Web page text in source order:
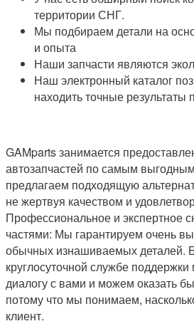
территории СНГ.
Мы подбираем детали на
и опыта
Наши запчасти являются
Наш электронный каталог
находить точные результаты
GAMparts занимается
автозапчастей по самым
предлагаем подходящую
не жертвуя качеством и
Профессиональное и экспертное
частями: Мы гарантируем очень
обычных изнашиваемых деталей.
круглосуточной службе
диалогу с вами и можем оказать
потому что мы понимаем,
клиент.